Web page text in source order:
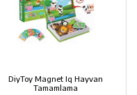
DiyToy Magnet Iq Hayvan
Tamamlama